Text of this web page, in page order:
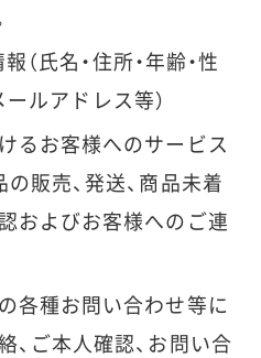
（氏名・住所・年齢・性
ールアドレス等）
るお客様へのサービス
の販売、発送、商品未着
およびお客様へのご連
各種お問い合わせ等に
、ご本人確認、お問い合